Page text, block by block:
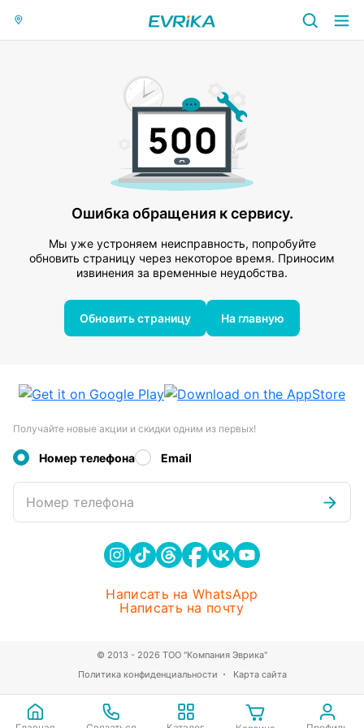
Ошибка обращения к сервису.
Мы уже устроняем неисправность, попробуйте
обновить страницу через некоторое время. Приносим
извинения за временные неудобства.
Обновить страницу На главную
Получайте новые акции и скидки одним из первых!
Номер телефона Email
Номер телефона
Написать на WhatsApp
Написать на почту
Политика конфиденциальности Карта сайта
© 2013 - 2026 ТОО "Компания Эврика"